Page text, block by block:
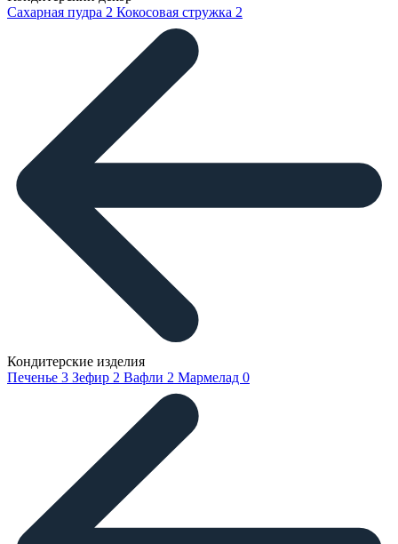
Сахарная пудра 2 Кокосовая стружка 2
Кондитерские изделия
Печенье 3 Зефир 2 Вафли 2 Мармелад 0